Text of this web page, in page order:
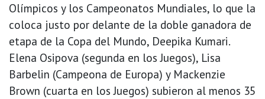
Olímpicos y los Campeonatos Mundiales, lo que la
coloca justo por delante de la doble ganadora de
etapa de la Copa del Mundo, Deepika Kumari.
Elena Osipova (segunda en los Juegos), Lisa
Barbelin (Campeona de Europa) y Mackenzie
Brown (cuarta en los Juegos) subieron al menos 35